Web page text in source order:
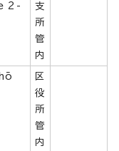
2-
支
所
管
内
区
役
所
管
内